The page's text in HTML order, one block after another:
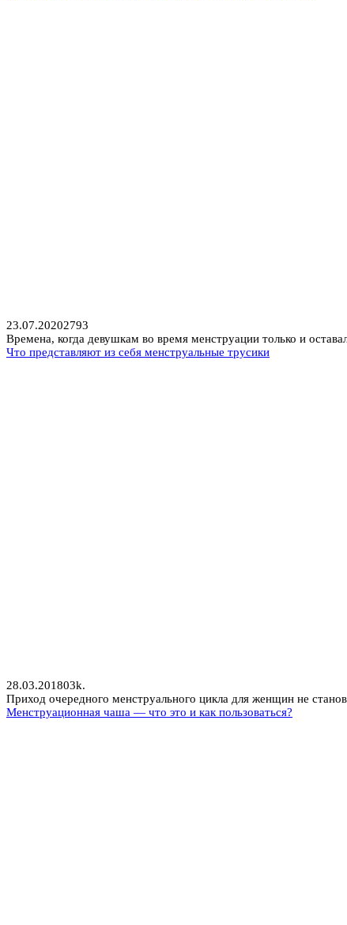
23.07.20202793
Времена, когда девушкам во время менструации только и
Что представляют из себя менструальные трусики
28.03.201803k.
Приход очередного менструального цикла для женщин не
Менструационная чаша — что это и как пользоваться?